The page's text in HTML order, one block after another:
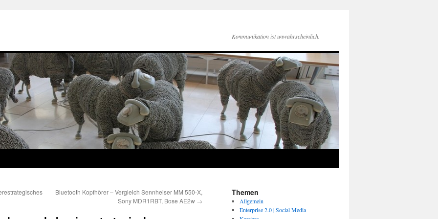
Kommunikation ist unwahrscheinlich.
Bluetooth Kopfhörer – Vergleich Sennheiser MM 550-X,
Sony MDR1RBT, Bose AE2w →
Themen
Allgemein
Enterprise 2.0 | Social Media